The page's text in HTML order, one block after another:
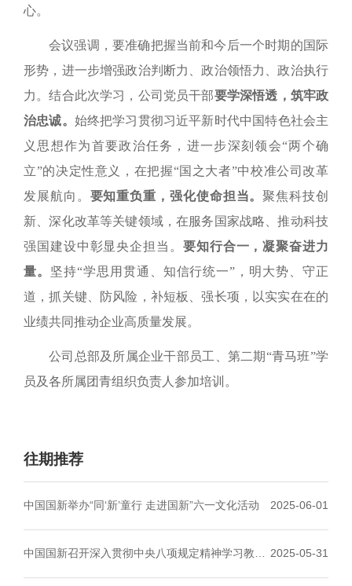
心。
会议强调， 要准确把握当前和今后一个时期的国际
形势，进一步增强政治判断力、政治领悟力、政治执行
力 。结合此次学习，公司党员干部要学深悟透，筑牢政
治忠诚。 始终把学习贯彻习近平新时代中国特色社会主
义思想作为首要政治任务，进一步深刻领会“两个确
立”的决定性意义，在把握“国之大者”中校准公司改革
发展航向。 要知重负重，强化使命担当。聚焦科技创
新、深化改革等关键领域，在服务国家战略、推动科技
强国建设中彰显央企担当。 要知行合一，凝聚奋进力
量。 坚持“学思用贯通、知信行统一”，明大势、守正
道，抓关键、防风险，补短板、强长项，以实实在在的
业绩共同推动企业高质量发展。
公司总部及所属企业干部员工
、第二期“青马班”学
员及各所属团青组织负责人 参加培训。
往期推荐
中国国新举办“同‘新’童行 走进国新”六一文化活动 2025-06-01
中国国新召开深入贯彻中央八项规定精神学习教育
2025-05-31